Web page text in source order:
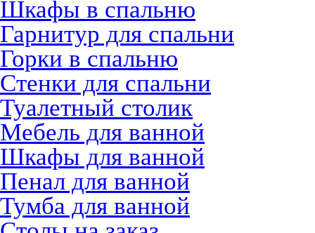
Шкафы в спальню
Гарнитур для спальни
Горки в спальню
Стенки для спальни
Туалетный столик
Мебель для ванной
Шкафы для ванной
Пенал для ванной
Тумба для ванной